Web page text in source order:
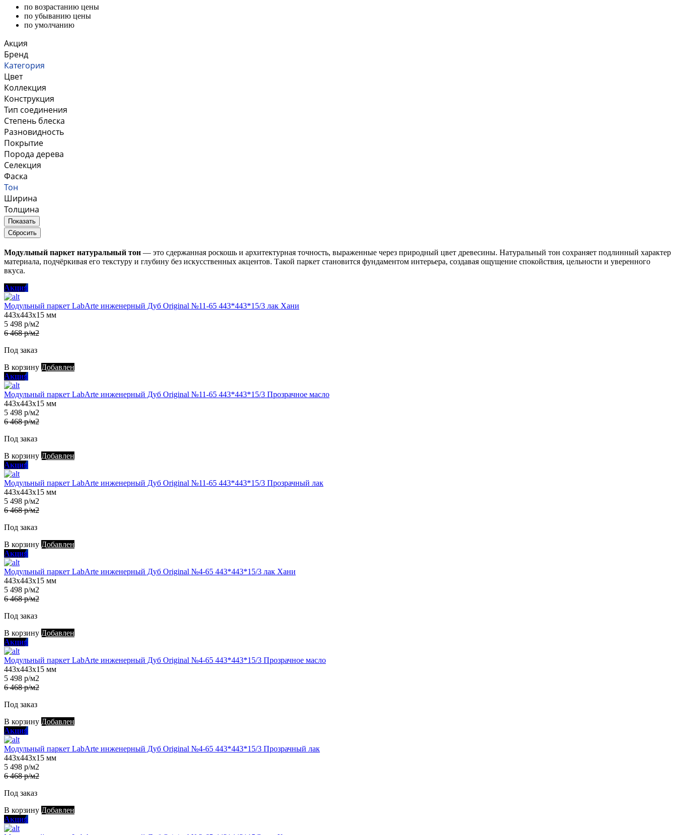
по возрастанию цены
по убыванию цены
по умолчанию
Акция
Бренд
Категория
Цвет
Коллекция
Конструкция
Тип соединения
Степень блеска
Разновидность
Покрытие
Порода дерева
Селекция
Фаска
Тон
Ширина
Толщина
Показать
Сбросить
Модульный паркет натуральный тон — это сдержанная роскошь и архитектурная точность, выраженные через природный цвет древесины. Натуральный тон сохраняет подлинный характер
материала, подчёркивая его текстуру и глубину без искусственных акцентов. Такой паркет становится фундаментом интерьера, создавая ощущение спокойствия, цельности и уверенного
вкуса.
Акция
Модульный паркет LabArte инженерный Дуб Original №11-65 443*443*15/3 лак Хани
443х443х15 мм
5 498 р/м2
6 468 р/м2
Под заказ
В корзину Добавлен
Акция
Модульный паркет LabArte инженерный Дуб Original №11-65 443*443*15/3 Прозрачное масло
443х443х15 мм
5 498 р/м2
6 468 р/м2
Под заказ
В корзину Добавлен
Акция
Модульный паркет LabArte инженерный Дуб Original №11-65 443*443*15/3 Прозрачный лак
443х443х15 мм
5 498 р/м2
6 468 р/м2
Под заказ
В корзину Добавлен
Акция
Модульный паркет LabArte инженерный Дуб Original №4-65 443*443*15/3 лак Хани
443х443х15 мм
5 498 р/м2
6 468 р/м2
Под заказ
В корзину Добавлен
Акция
Модульный паркет LabArte инженерный Дуб Original №4-65 443*443*15/3 Прозрачное масло
443х443х15 мм
5 498 р/м2
6 468 р/м2
Под заказ
В корзину Добавлен
Акция
Модульный паркет LabArte инженерный Дуб Original №4-65 443*443*15/3 Прозрачный лак
443х443х15 мм
5 498 р/м2
6 468 р/м2
Под заказ
В корзину Добавлен
Акция